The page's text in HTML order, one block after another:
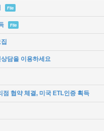
File
File
담을 이용하세요
협약 체결, 미국 ETL인증 획득